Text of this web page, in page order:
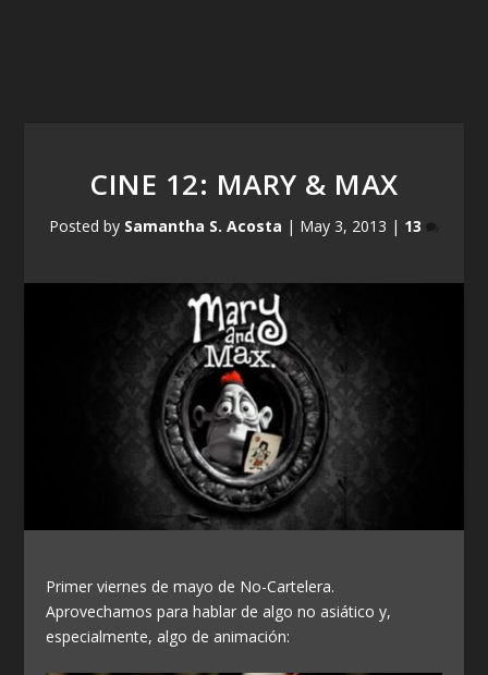
CINE 12: MARY & MAX
Posted by Samantha S. Acosta | May 3, 2013 | 13
Primer viernes de mayo de No-Cartelera.
Aprovechamos para hablar de algo no asiático y,
especialmente, algo de animación: